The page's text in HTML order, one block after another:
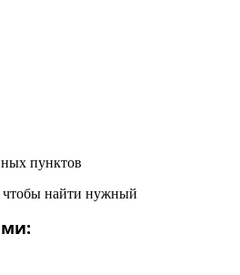
пунктов
чтобы найти нужный